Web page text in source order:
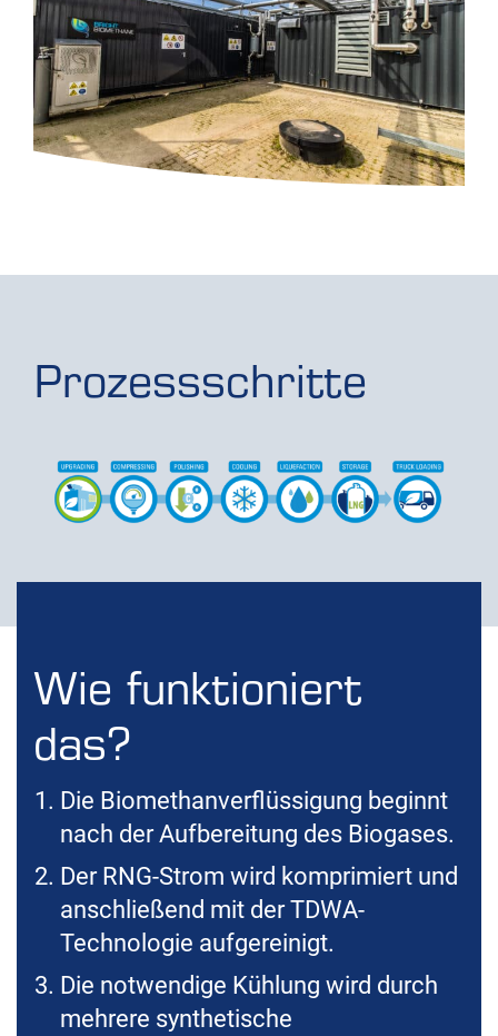
Prozessschritte
Wie funktioniert
das?
Die Biomethanverflüssigung beginnt
nach der Aufbereitung des Biogases.
Der RNG-Strom wird komprimiert und
anschließend mit der TDWA-
Technologie aufgereinigt.
Die notwendige Kühlung wird durch
mehrere synthetische